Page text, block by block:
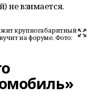
не взимается.
крупногабаритный
на форуме. Фото: